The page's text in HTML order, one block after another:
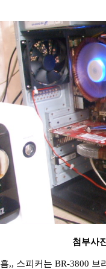
첨부사
흠,, 스피커는 BR-3800 브